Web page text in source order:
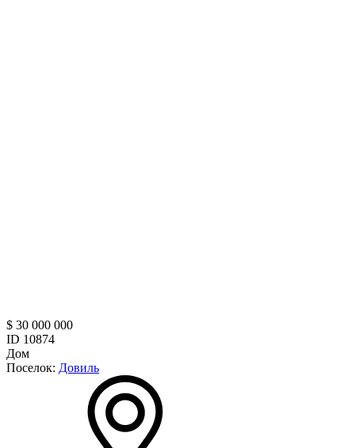
$ 30 000 000
ID 10874
Дом
Поселок: Довиль